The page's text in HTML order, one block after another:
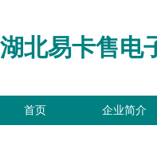
湖北易卡售电
首页 企业简介